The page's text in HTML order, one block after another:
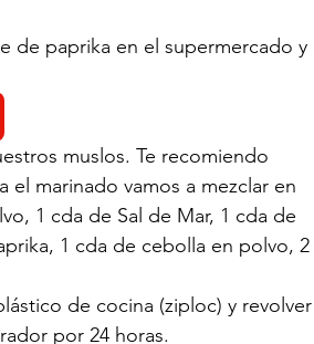
de paprika en el supermercado y
muslos. Te recomiendo
el marinado vamos a mezclar en
1 cda de Sal de Mar, 1 cda de
1 cda de cebolla en polvo, 2
de cocina (ziploc) y revolver
por 24 horas.